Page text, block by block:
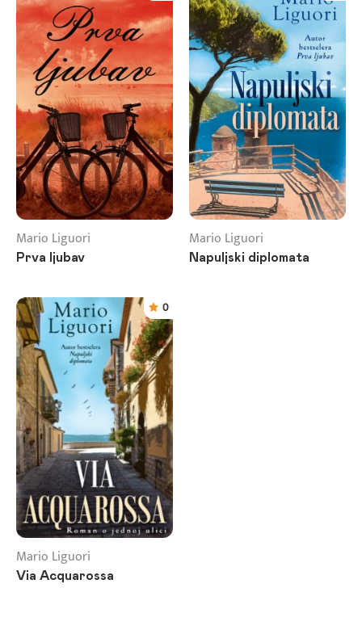
Mario Liguori
Prva ljubav
Mario Liguori
Napuljski diplomata
0
Mario Liguori
Via Acquarossa